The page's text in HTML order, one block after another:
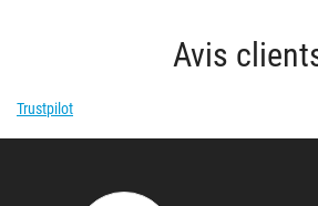
Avis
Trustpilot